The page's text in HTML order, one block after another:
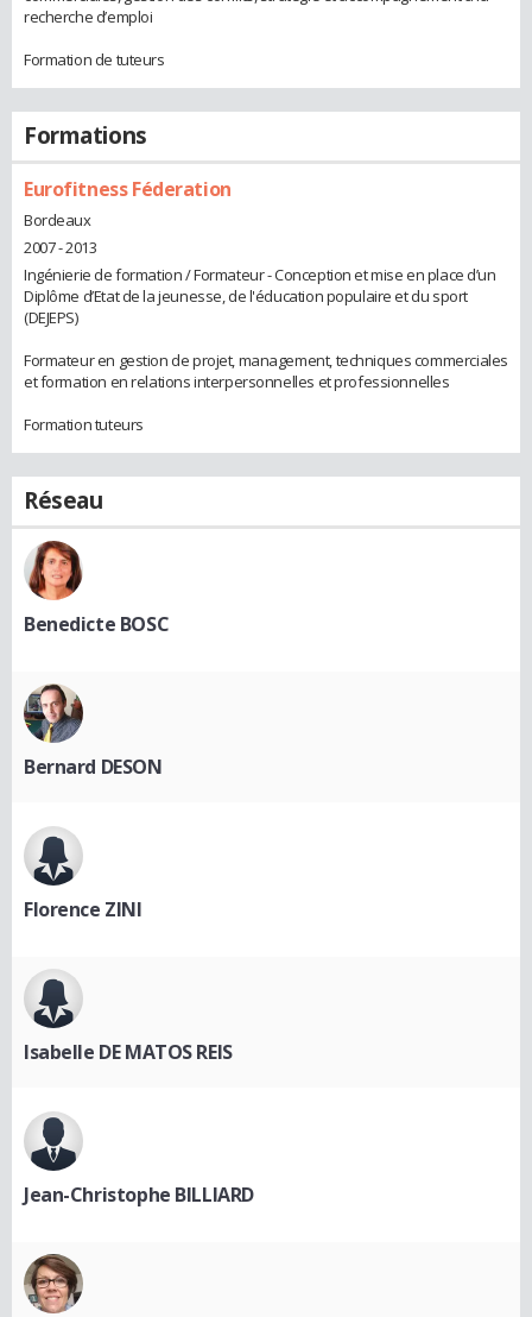
recherche d’emploi
Formation de tuteurs
Formations
Eurofitness Féderation
Bordeaux
2007 - 2013
Ingénierie de formation / Formateur - Conception et mise en place d’un
Diplôme d’Etat de la jeunesse, de l'éducation populaire et du sport
(DEJEPS)
Formateur en gestion de projet, management, techniques commerciales
et formation en relations interpersonnelles et professionnelles
Formation tuteurs
Réseau
Benedicte BOSC
Bernard DESON
Florence ZINI
Isabelle DE MATOS REIS
Jean-Christophe BILLIARD